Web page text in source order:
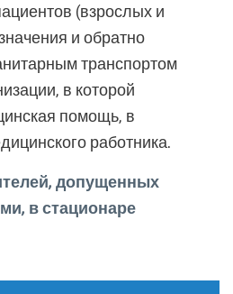
(взрослых и
и обратно
транспортом
в которой
помощь, в
работника.
допущенных
в стационаре